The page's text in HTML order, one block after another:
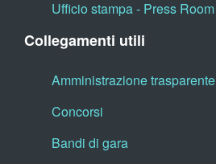
Ufficio stampa - Press Room
Collegamenti utili
Amministrazione trasparente
Concorsi
Bandi di gara